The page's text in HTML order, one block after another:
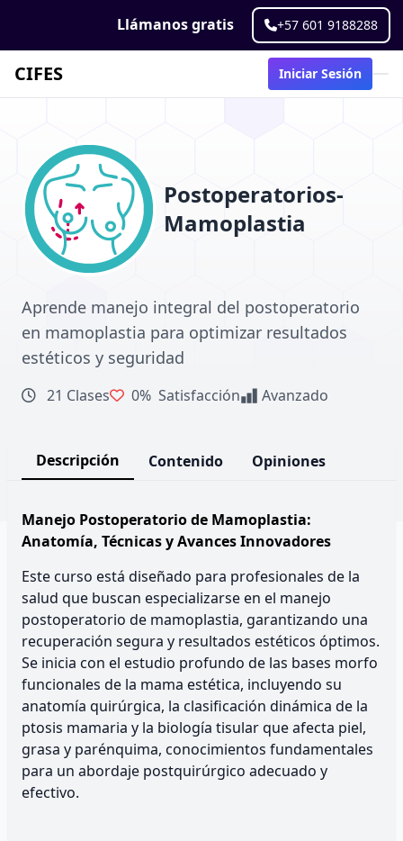
Llámanos gratis +57 601 9188288
CIFES Iniciar Sesión
Postoperatorios-
Mamoplastia
Aprende manejo integral del postoperatorio
en mamoplastia para optimizar resultados
estéticos y seguridad
21 Clases 0% Satisfacción Avanzado
Descripción Contenido Opiniones
Manejo Postoperatorio de Mamoplastia:
Anatomía, Técnicas y Avances Innovadores
Este curso está diseñado para profesionales de la
salud que buscan especializarse en el manejo
postoperatorio de mamoplastia, garantizando una
recuperación segura y resultados estéticos óptimos.
Se inicia con el estudio profundo de las bases morfo
funcionales de la mama estética, incluyendo su
anatomía quirúrgica, la clasificación dinámica de la
ptosis mamaria y la biología tisular que afecta piel,
grasa y parénquima, conocimientos fundamentales
para un abordaje postquirúrgico adecuado y
efectivo.